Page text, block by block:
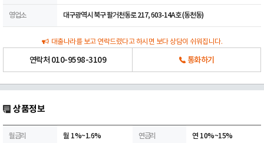
영업소 대구광역시 북구 팔거천동로 217, 603-14A호 (동천동)
대출나라를 보고 연락드렸다고 하시면 보다 상담이 쉬워집니다.
연락처 010-9598-3109 통화하기
상품정보
월금리 월 1%~1.6% 연금리 연 10%~15%